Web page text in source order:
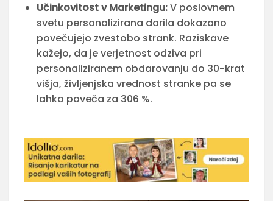
Učinkovitost v Marketingu:V poslovnem
svetu personalizirana darila dokazano
povečujejo zvestobo strank. Raziskave
kažejo, da je verjetnost odziva pri
personaliziranem obdarovanju do 30-krat
višja, življenjska vrednost stranke pa se
lahko poveča za 306 %.